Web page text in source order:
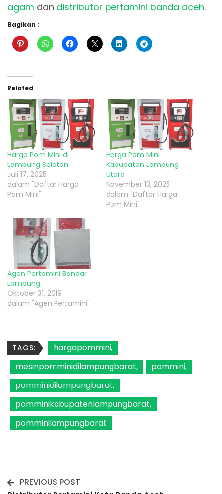
agam dan distributor pertamini banda aceh.
Bagikan :
Related
Harga Pom Mini di
Lampung Selatan
Juli 17, 2025
dalam "Daftar Harga
Pom Mini"
Harga Pom Mini
Kabupaten Lampung
Utara
November 13, 2025
dalam "Daftar Harga
Pom Mini"
Agen Pertamini Bandar
Lampung
Oktober 31, 2019
dalam "Agen Pertamini"
TAGS:
hargapommini
mesinpomminidilampungbarat
pommini
pomminidilampungbarat
pomminikabupatenlampungbarat
pomminilampungbarat
Post
PREVIOUS POST